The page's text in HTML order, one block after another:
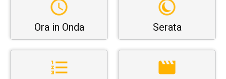
Ora in Onda Serata